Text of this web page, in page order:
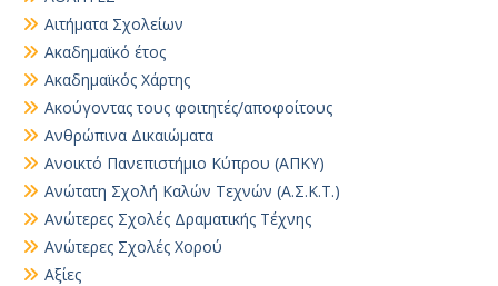
Αιτήματα Σχολείων
Ακαδημαϊκό έτος
Ακαδημαϊκός Χάρτης
Ακούγοντας τους φοιτητές/αποφοίτους
Ανθρώπινα Δικαιώματα
Ανοικτό Πανεπιστήμιο Κύπρου (ΑΠΚΥ)
Ανώτατη Σχολή Καλών Τεχνών (Α.Σ.Κ.Τ.)
Ανώτερες Σχολές Δραματικής Τέχνης
Ανώτερες Σχολές Χορού
Αξίες